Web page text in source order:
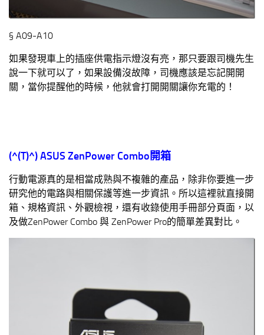
§ A09-A10
如果發現車上的插座供電指示燈沒有亮，那只要跟司機先生
說一下就可以了，如果設備沒故障，司機應該是忘記開開
關，當你提醒他的時候，他就會打開開關讓你充電的！
(^(T)^)ASUS ZenPower Combo開箱
行動電源真的是相當成熟與不複雜的產品，除非你要進一步
研究他的電路與相關保護等進一步資訊。所以這裡就直接開
箱、規格資訊、外觀檢視，還有收錄使用手冊部分頁面，以
及做ZenPower Combo 與 ZenPower Pro的簡單差異對比。